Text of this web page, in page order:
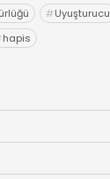
#Uyuşturucu
hapis